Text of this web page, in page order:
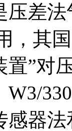
压差
，其
置”对
感器